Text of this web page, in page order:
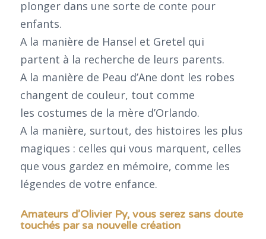
plonger dans une sorte de conte pour
enfants.
A la manière de Hansel et Gretel qui
partent à la recherche de leurs parents.
A la manière de Peau d’Ane dont les robes
changent de couleur, tout comme
les costumes de la mère d’Orlando.
A la manière, surtout, des histoires les plus
magiques : celles qui vous marquent, celles
que vous gardez en mémoire, comme les
légendes de votre enfance.
Amateurs d’Olivier Py, vous serez sans doute
touchés par sa nouvelle création